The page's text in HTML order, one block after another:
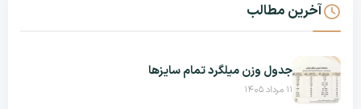
آخرین مطالب
جدول وزن میلگرد تمام سایزها
۱۱ مرداد ۱۴۰۵